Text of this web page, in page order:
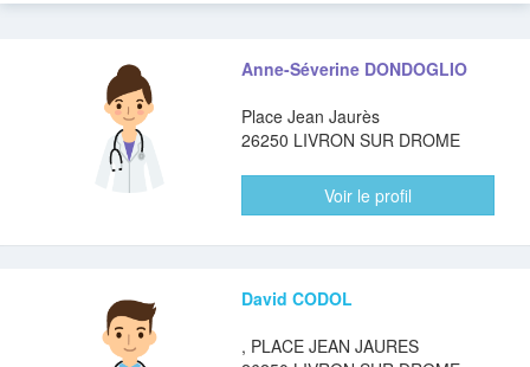
Anne-Séverine DONDOGLIO
Place Jean Jaurès
26250 LIVRON SUR DROME
Voir le profil
David CODOL
, PLACE JEAN JAURES